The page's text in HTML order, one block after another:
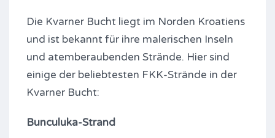
Die Kvarner Bucht liegt im Norden Kroatiens
und ist bekannt für ihre malerischen Inseln
und atemberaubenden Strände. Hier sind
einige der beliebtesten FKK-Strände in der
Kvarner Bucht:
Bunculuka-Strand